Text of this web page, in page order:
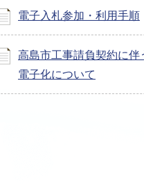
電子入札参加・利用手順
高島市工事請負契約に伴
電子化について